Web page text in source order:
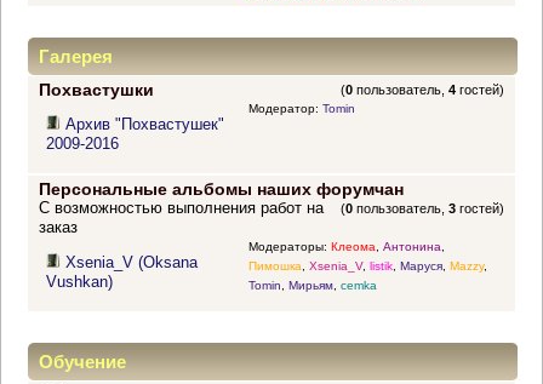
Галерея
Похвастушки (0 пользователь,4 гостей)
Архив "Похвастушек"
2009-2016
Модератор: Tomin
Персональные альбомы наших форумчан
(0 пользователь,3 гостей)
С возможностью выполнения работ на
заказ
Xsenia_V (Oksana
Vushkan)
Модераторы: Клеома, Антонина,
Пимошка, Xsenia_V, listik, Маруся, Mazzy,
Tomin, Мирьям, cemka
Обучение